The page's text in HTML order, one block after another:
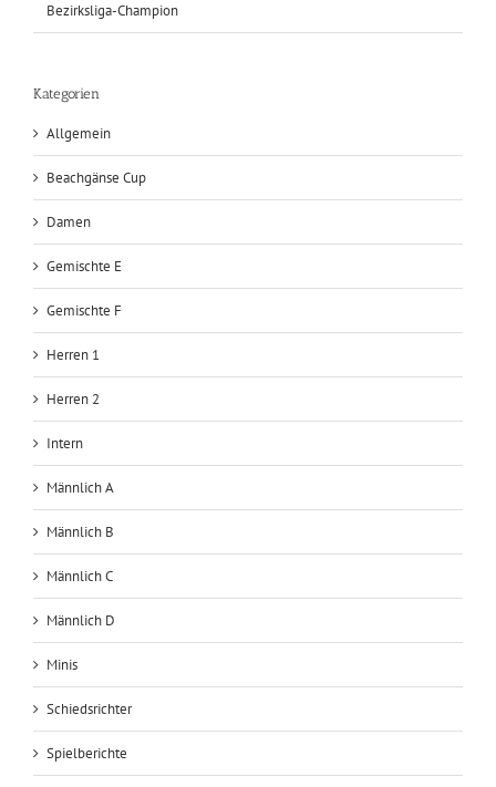
Bezirksliga-Champion
Kategorien
Allgemein
Beachgänse Cup
Damen
Gemischte E
Gemischte F
Herren 1
Herren 2
Intern
Männlich A
Männlich B
Männlich C
Männlich D
Minis
Schiedsrichter
Spielberichte